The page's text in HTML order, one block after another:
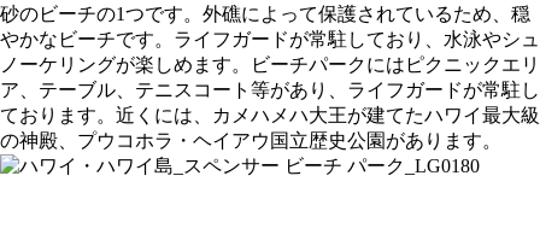
砂のビーチの1つです。外礁によって保護されているため、穏
やかなビーチです。ライフガードが常駐しており、水泳やシュ
ノーケリングが楽しめます。ビーチパークにはピクニックエリ
ア、テーブル、テニスコート等があり、ライフガードが常駐し
ております。近くには、カメハメハ大王が建てたハワイ最大級
の神殿、プウコホラ・ヘイアウ国立歴史公園があります。